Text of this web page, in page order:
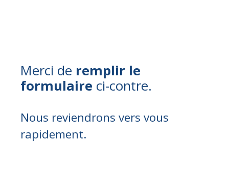
Merci de remplir le
formulaire ci-contre.
Nous reviendrons vers vous
rapidement.